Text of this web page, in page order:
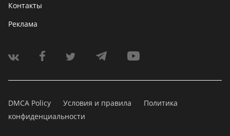
Контакты
Реклама
DMCA Policy Условия и правила
Политика
конфиденциальности